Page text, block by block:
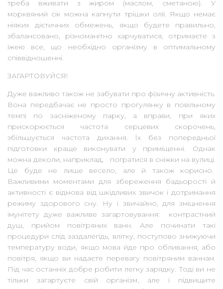
треба вживати з жиром (маслом, сметаною). У
морквяний сік можна капнути трішки олії. Якщо немає
ніяких дієтичних обмежень, якщо будете правильно,
збалансовано, різноманітно харчуватися, отримаєте з
їжею все, що необхідно організму в оптимальному
співвідношенні.
ЗАГАРТОВУЙСЯ!
Дуже важливо також не забувати про фізичну активність.
Вона передбачає не просто прогулянку в повільному
темпі по засніженому парку, а вправи, при яких
прискорюється частота серцевих скорочень,
збільшується частота дихання. Їх без попередньої
підготовки краще виконувати у приміщенні. Однак
можна деколи, наприклад, погратися в сніжки на вулиці.
Це буде не лише весело, але й також корисно.
Важливими моментами для збереження бадьорості й
активності є відмова від шкідливих звичок і дотримання
режиму здорового сну. Ну і звичайно, для зміцнення
імунітету дуже важливе загартовування: контрастний
душ, прийом повітряних ванн. Але починати такі
процедури слід заздалегідь, влітку, поступово знижуючи
температуру води, якщо мова йде про обливання, або
повітря, якщо ви надаєте перевагу повітряним ваннам.
Під час останніх добре робити легку зарядку. Тоді ви не
тільки загартуєте свій організм, але і підвищите